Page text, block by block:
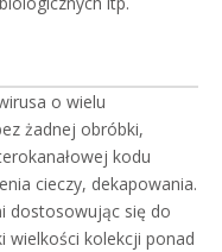
o wielu
żadnej obróbki,
kodu
cieczy, dekapowania.
dostosowując się do
wielkości kolekcji ponad